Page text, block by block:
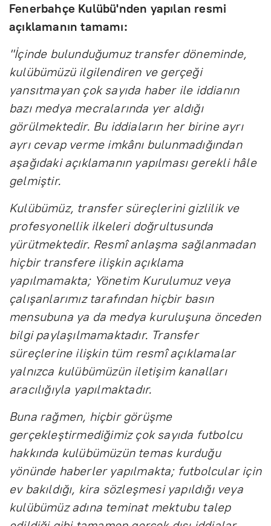
Fenerbahçe Kulübü'nden yapılan resmi
açıklamanın tamamı:
"İçinde bulunduğumuz transfer döneminde,
kulübümüzü ilgilendiren ve gerçeği
yansıtmayan çok sayıda haber ile iddianın
bazı medya mecralarında yer aldığı
görülmektedir. Bu iddiaların her birine ayrı
ayrı cevap verme imkânı bulunmadığından
aşağıdaki açıklamanın yapılması gerekli hâle
gelmiştir.
Kulübümüz, transfer süreçlerini gizlilik ve
profesyonellik ilkeleri doğrultusunda
yürütmektedir. Resmî anlaşma sağlanmadan
hiçbir transfere ilişkin açıklama
yapılmamakta; Yönetim Kurulumuz veya
çalışanlarımız tarafından hiçbir basın
mensubuna ya da medya kuruluşuna önceden
bilgi paylaşılmamaktadır. Transfer
süreçlerine ilişkin tüm resmî açıklamalar
yalnızca kulübümüzün iletişim kanalları
aracılığıyla yapılmaktadır.
Buna rağmen, hiçbir görüşme
gerçekleştirmediğimiz çok sayıda futbolcu
hakkında kulübümüzün temas kurduğu
yönünde haberler yapılmakta; futbolcular için
ev bakıldığı, kira sözleşmesi yapıldığı veya
kulübümüz adına teminat mektubu talep